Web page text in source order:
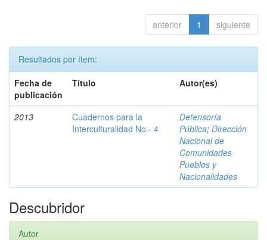
anterior 1 siguiente
Resultados por ítem:
Fecha de
publicación
Título Autor(es)
2013
Cuadernos para la
Interculturalidad No.- 4
Defensoría
Pública; Dirección
Nacional de
Comunidades
Pueblos y
Nacionalidades
Descubridor
Autor